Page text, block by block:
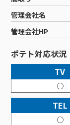
物件情報
特典・キャンペ
おトクな割引サ
サポートサ
リモートコ
回線速度測定
接続・設定
訪問サポ
新着情報
メンテナンス
ポテトからの
イベントカレ
講座のご案内
チャンネル
料⾦プラン
NHK衛星受
機器⼀覧
インターネッ
インターネ
料⾦プラン
Wi-Fiサービ
ポテトホー
オプション
インターネ
固定電話
固定電話ト
基本料⾦・
オプション
auスマー
auまとめト
ポテトスマ
料⾦プラン
機種⼀覧
オプション
でんき
でんきトップ
ポラリン
ポテトでん
暮らしを快適
暮らしを快
ポテトライ
会社案内
メンテナンス
障害情報
管理会社名
管理会社HP
ポテト対応状況
TV
○
TEL
○